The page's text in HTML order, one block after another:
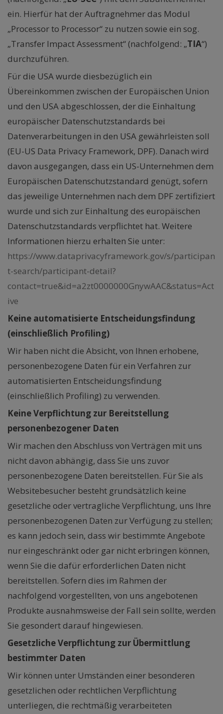
ein. Hierfür hat der Auftragnehmer das Modul
„Processor to Processor“ zu nutzen sowie ein sog.
„Transfer Impact Assessment“ (nachfolgend: „TIA“)
durchzuführen.
Für die USA wurde diesbezüglich ein
Übereinkommen zwischen der Europäischen Union
und den USA abgeschlossen, der die Einhaltung
europäischer Datenschutzstandards bei
Datenverarbeitungen in den USA gewährleisten soll
(EU-US Data Privacy Framework, DPF). Danach wird
davon ausgegangen, dass ein US-Unternehmen dem
Europäischen Datenschutzstandard genügt, sofern
das jeweilige Unternehmen nach dem DPF zertifiziert
wurde und sich zur Einhaltung des europäischen
Datenschutzstandards verpflichtet hat. Weitere
Informationen hierzu erhalten Sie unter:
https://www.dataprivacyframework.gov/s/participan
t-search/participant-detail?
contact=true&id=a2zt0000000GnywAAC&status=Act
ive
Keine automatisierte Entscheidungsfindung
(einschließlich Profiling)
Wir haben nicht die Absicht, von Ihnen erhobene,
personenbezogene Daten für ein Verfahren zur
automatisierten Entscheidungsfindung
(einschließlich Profiling) zu verwenden.
Keine Verpflichtung zur Bereitstellung
personenbezogener Daten
Wir machen den Abschluss von Verträgen mit uns
nicht davon abhängig, dass Sie uns zuvor
personenbezogene Daten bereitstellen. Für Sie als
Websitebesucher besteht grundsätzlich keine
gesetzliche oder vertragliche Verpflichtung, uns Ihre
personenbezogenen Daten zur Verfügung zu stellen;
es kann jedoch sein, dass wir bestimmte Angebote
nur eingeschränkt oder gar nicht erbringen können,
wenn Sie die dafür erforderlichen Daten nicht
bereitstellen. Sofern dies im Rahmen der
nachfolgend vorgestellten, von uns angebotenen
Produkte ausnahmsweise der Fall sein sollte, werden
Sie gesondert darauf hingewiesen.
Gesetzliche Verpflichtung zur Übermittlung
bestimmter Daten
Wir können unter Umständen einer besonderen
gesetzlichen oder rechtlichen Verpflichtung
unterliegen, die rechtmäßig verarbeiteten